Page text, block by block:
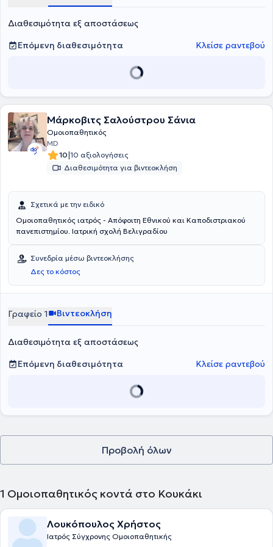
Διαθεσιμότητα εξ αποστάσεως
Επόμενη διαθεσιμότητα
Κλείσε ραντεβού
Μάρκοβιτς Σαλούστρου Σάνια
Ομοιοπαθητικός
MD
10|10 αξιολογήσεις
Διαθεσιμότητα για βιντεοκλήση
Σχετικά με την ειδικό
Ομοιοπαθητικός ιατρός - Απόφοιτη Εθνικού και Καποδιστριακού
πανεπιστημίου. Ιατρική σχολή Βελιγραδίου
Συνεδρία μέσω βιντεοκλήσης
Δες το κόστος
Γραφείο 1 Βιντεοκλήση
Διαθεσιμότητα εξ αποστάσεως
Επόμενη διαθεσιμότητα
Κλείσε ραντεβού
Προβολή όλων
1 Ομοιοπαθητικός κοντά στο Κουκάκι
Λουκόπουλος Χρήστος
Ιατρός Σύγχρονης Ομοιοπαθητικής